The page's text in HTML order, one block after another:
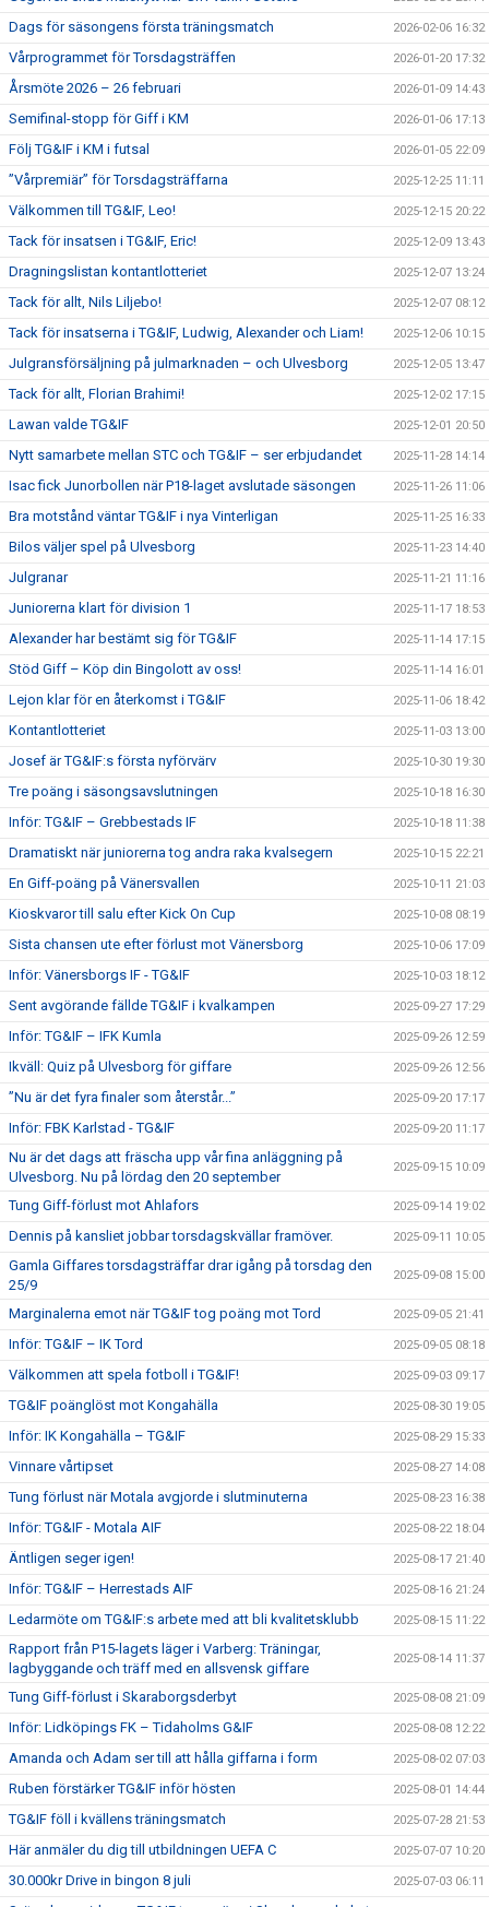
Dags för säsongens första träningsmatch 2026-02-06 16:32
Vårprogrammet för Torsdagsträffen 2026-01-20 17:32
Årsmöte 2026 – 26 februari 2026-01-09 14:43
Semifinal-stopp för Giff i KM 2026-01-06 17:13
Följ TG&IF i KM i futsal 2026-01-05 22:09
”Vårpremiär” för Torsdagsträffarna 2025-12-25 11:11
Välkommen till TG&IF, Leo! 2025-12-15 20:22
Tack för insatsen i TG&IF, Eric! 2025-12-09 13:43
Dragningslistan kontantlotteriet 2025-12-07 13:24
Tack för allt, Nils Liljebo! 2025-12-07 08:12
Tack för insatserna i TG&IF, Ludwig, Alexander och Liam! 2025-12-06 10:15
Julgransförsäljning på julmarknaden – och Ulvesborg 2025-12-05 13:47
Tack för allt, Florian Brahimi! 2025-12-02 17:15
Lawan valde TG&IF 2025-12-01 20:50
Nytt samarbete mellan STC och TG&IF – ser erbjudandet 2025-11-28 14:14
Isac fick Junorbollen när P18-laget avslutade säsongen 2025-11-26 11:06
Bra motstånd väntar TG&IF i nya Vinterligan 2025-11-25 16:33
Bilos väljer spel på Ulvesborg 2025-11-23 14:40
Julgranar 2025-11-21 11:16
Juniorerna klart för division 1 2025-11-17 18:53
Alexander har bestämt sig för TG&IF 2025-11-14 17:15
Stöd Giff – Köp din Bingolott av oss! 2025-11-14 16:01
Lejon klar för en återkomst i TG&IF 2025-11-06 18:42
Kontantlotteriet 2025-11-03 13:00
Josef är TG&IF:s första nyförvärv 2025-10-30 19:30
Tre poäng i säsongsavslutningen 2025-10-18 16:30
Inför: TG&IF – Grebbestads IF 2025-10-18 11:38
Dramatiskt när juniorerna tog andra raka kvalsegern 2025-10-15 22:21
En Giff-poäng på Vänersvallen 2025-10-11 21:03
Kioskvaror till salu efter Kick On Cup 2025-10-08 08:19
Sista chansen ute efter förlust mot Vänersborg 2025-10-06 17:09
Inför: Vänersborgs IF - TG&IF 2025-10-03 18:12
Sent avgörande fällde TG&IF i kvalkampen 2025-09-27 17:29
Inför: TG&IF – IFK Kumla 2025-09-26 12:59
Ikväll: Quiz på Ulvesborg för giffare 2025-09-26 12:56
”Nu är det fyra finaler som återstår...” 2025-09-20 17:17
Inför: FBK Karlstad - TG&IF 2025-09-20 11:17
Nu är det dags att fräscha upp vår fina anläggning på
Ulvesborg. Nu på lördag den 20 september
2025-09-15 10:09
Tung Giff-förlust mot Ahlafors 2025-09-14 19:02
Dennis på kansliet jobbar torsdagskvällar framöver. 2025-09-11 10:05
Gamla Giffares torsdagsträffar drar igång på torsdag den
25/9
2025-09-08 15:00
Marginalerna emot när TG&IF tog poäng mot Tord 2025-09-05 21:41
Inför: TG&IF – IK Tord 2025-09-05 08:18
Välkommen att spela fotboll i TG&IF! 2025-09-03 09:17
TG&IF poänglöst mot Kongahälla 2025-08-30 19:05
Inför: IK Kongahälla – TG&IF 2025-08-29 15:33
Vinnare vårtipset 2025-08-27 14:08
Tung förlust när Motala avgjorde i slutminuterna 2025-08-23 16:38
Inför: TG&IF - Motala AIF 2025-08-22 18:04
Äntligen seger igen! 2025-08-17 21:40
Inför: TG&IF – Herrestads AIF 2025-08-16 21:24
Ledarmöte om TG&IF:s arbete med att bli kvalitetsklubb 2025-08-15 11:22
Rapport från P15-lagets läger i Varberg: Träningar,
lagbyggande och träff med en allsvensk giffare
2025-08-14 11:37
Tung Giff-förlust i Skaraborgsderbyt 2025-08-08 21:09
Inför: Lidköpings FK – Tidaholms G&IF 2025-08-08 12:22
Amanda och Adam ser till att hålla giffarna i form 2025-08-02 07:03
Ruben förstärker TG&IF inför hösten 2025-08-01 14:44
TG&IF föll i kvällens träningsmatch 2025-07-28 21:53
Här anmäler du dig till utbildningen UEFA C 2025-07-07 10:20
30.000kr Drive in bingon 8 juli 2025-07-03 06:11